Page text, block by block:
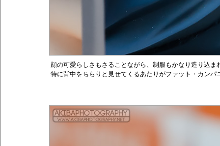
顔の可愛らしさもさることながら、制服もかなり造り込ま
特に背中をちらりと見せてくるあたりがファット・カンパ